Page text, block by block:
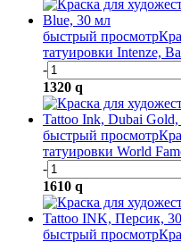
быстрый просмотр
татуировки Intenze,
-
1320 q
быстрый просмотр
татуировки World
-
1610 q
быстрый просмотр